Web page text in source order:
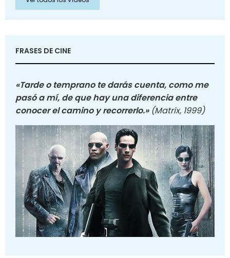
FRASES DE CINE
«Tarde o temprano te darás cuenta, como me
pasó a mí, de que hay una diferencia entre
conocer el camino y recorrerlo.» (Matrix, 1999)